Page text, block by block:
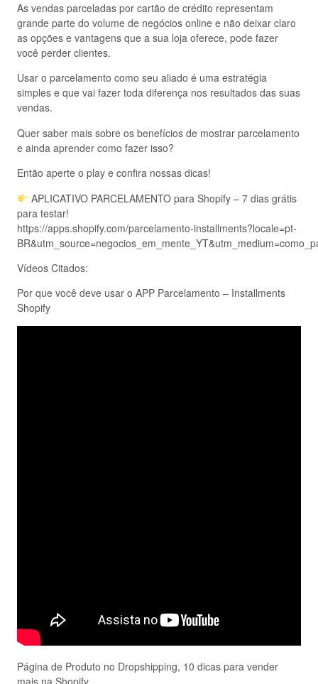
As vendas parceladas por cartão de crédito representam
grande parte do volume de negócios online e não deixar claro
as opções e vantagens que a sua loja oferece, pode fazer
você perder clientes.
Usar o parcelamento como seu aliado é uma estratégia
simples e que vai fazer toda diferença nos resultados das suas
vendas.
Quer saber mais sobre os benefícios de mostrar parcelamento
e ainda aprender como fazer isso?
Então aperte o play e confira nossas dicas!
APLICATIVO PARCELAMENTO para Shopify – 7 dias grátis
para testar!
https://apps.shopify.com/parcelamento-installments?locale=pt-
Vídeos Citados:
Por que você deve usar o APP Parcelamento – Installments
Shopify
Página de Produto no Dropshipping, 10 dicas para vender